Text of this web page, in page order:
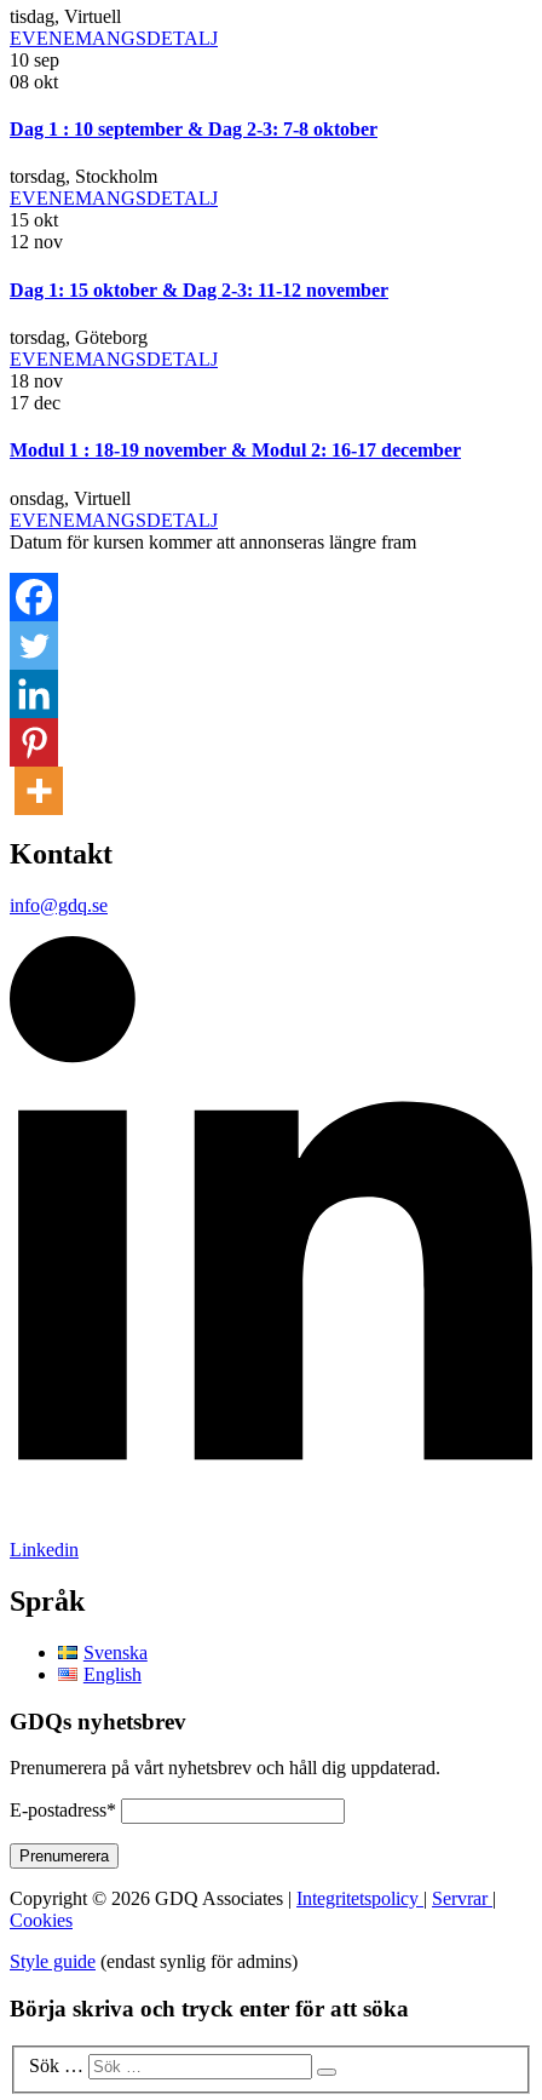
tisdag, Virtuell
EVENEMANGSDETALJ
10 sep
08 okt
Dag 1 : 10 september & Dag 2-3: 7-8 oktober
torsdag, Stockholm
EVENEMANGSDETALJ
15 okt
12 nov
Dag 1: 15 oktober & Dag 2-3: 11-12 november
torsdag, Göteborg
EVENEMANGSDETALJ
18 nov
17 dec
Modul 1 : 18-19 november & Modul 2: 16-17 december
onsdag, Virtuell
EVENEMANGSDETALJ
Datum för kursen kommer att annonseras längre fram
Kontakt
info@gdq.se
Linkedin
Språk
Svenska
English
GDQs nyhetsbrev
Prenumerera på vårt nyhetsbrev och håll dig uppdaterad.
E-postadress*
Copyright © 2026 GDQ Associates | Integritetspolicy | Servrar |
Cookies
Style guide (endast synlig för admins)
Börja skriva och tryck enter för att söka
Sök …